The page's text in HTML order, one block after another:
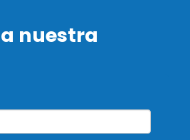
nuestra